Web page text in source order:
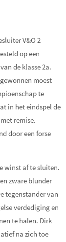
V&O 2
op een
de klasse 2a.
moest
te
in het eindspel de
remise.
door een forse
winst af te sluiten.
zware blunder
tegenstander van
verdediging en
te halen. Dirk
na zich toe